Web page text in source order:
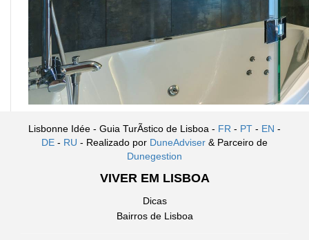
Lisbonne Idée - Guia TurÃ­stico de Lisboa - FR - PT - EN -
DE - RU - Realizado por DuneAdviser & Parceiro de
Dunegestion
VIVER EM LISBOA
Dicas
Bairros de Lisboa